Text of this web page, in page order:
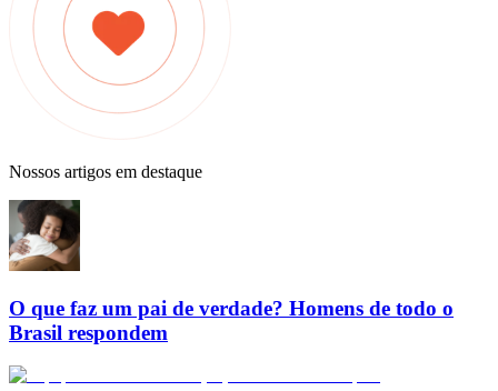
Nossos artigos em destaque
O que faz um pai de verdade? Homens de todo o
Brasil respondem